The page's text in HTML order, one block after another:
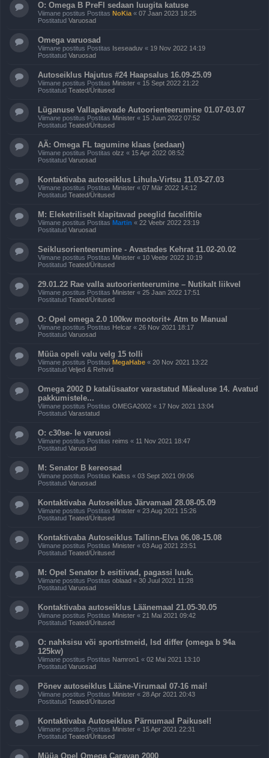
O: Omega B PreFl sedaan luugita katuse
Viimane postitus Postitas NoKia « 07 Jaan 2023 18:25
Postitatud Varuosad
Omega varuosad
Viimane postitus Postitas Iseseaduv « 19 Nov 2022 14:19
Postitatud Varuosad
Autoseiklus Hajutus #24 Haapsalus 16.09-25.09
Viimane postitus Postitas Minister « 15 Sept 2022 21:22
Postitatud Teated/Üritused
Lüganuse Vallapäevade Autoorienteerumine 01.07-03.07
Viimane postitus Postitas Minister « 15 Juun 2022 07:52
Postitatud Teated/Üritused
AÄ: Omega FL tagumine klaas (sedaan)
Viimane postitus Postitas olzz « 15 Apr 2022 08:52
Postitatud Varuosad
Kontaktivaba autoseiklus Lihula-Virtsu 11.03-27.03
Viimane postitus Postitas Minister « 07 Mär 2022 14:12
Postitatud Teated/Üritused
M: Eleketriliselt klapitavad peeglid faceliftile
Viimane postitus Postitas Martin « 22 Veebr 2022 23:19
Postitatud Varuosad
Seiklusorienteerumine - Avastades Kehrat 11.02-20.02
Viimane postitus Postitas Minister « 10 Veebr 2022 10:19
Postitatud Teated/Üritused
29.01.22 Rae valla autoorienteerumine – Nutikalt liikvel
Viimane postitus Postitas Minister « 25 Jaan 2022 17:51
Postitatud Teated/Üritused
O: Opel omega 2.0 100kw mootorit+ Atm to Manual
Viimane postitus Postitas Helcar « 26 Nov 2021 18:17
Postitatud Varuosad
Müüa opeli valu velg 15 tolli
Viimane postitus Postitas MegaHabe « 20 Nov 2021 13:22
Postitatud Veljed & Rehvid
Omega 2002 D katalüsaator varastatud Mäealuse 14. Avatud
pakkumistele...
Viimane postitus Postitas OMEGA2002 « 17 Nov 2021 13:04
Postitatud Varastatud
O: c30se- le varuosi
Viimane postitus Postitas reims « 11 Nov 2021 18:47
Postitatud Varuosad
M: Senator B kereosad
Viimane postitus Postitas Kaitss « 03 Sept 2021 09:06
Postitatud Varuosad
Kontaktivaba Autoseiklus Järvamaal 28.08-05.09
Viimane postitus Postitas Minister « 23 Aug 2021 15:26
Postitatud Teated/Üritused
Kontaktivaba Autoseiklus Tallinn-Elva 06.08-15.08
Viimane postitus Postitas Minister « 03 Aug 2021 23:51
Postitatud Teated/Üritused
M: Opel Senator b esitiivad, pagassi luuk.
Viimane postitus Postitas oblaad « 30 Juul 2021 11:28
Postitatud Varuosad
Kontaktivaba autoseiklus Läänemaal 21.05-30.05
Viimane postitus Postitas Minister « 21 Mai 2021 09:42
Postitatud Teated/Üritused
O: nahksisu või sportistmeid, lsd differ (omega b 94a
125kw)
Viimane postitus Postitas Namron1 « 02 Mai 2021 13:10
Postitatud Varuosad
Põnev autoseiklus Lääne-Virumaal 07-16 mai!
Viimane postitus Postitas Minister « 28 Apr 2021 20:43
Postitatud Teated/Üritused
Kontaktivaba Autoseiklus Pärnumaal Paikusel!
Viimane postitus Postitas Minister « 15 Apr 2021 22:31
Postitatud Teated/Üritused
Müüa Opel Omega Caravan 2000